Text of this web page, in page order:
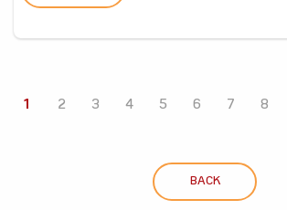
1 2 3 4 5 6 7 8
BACK